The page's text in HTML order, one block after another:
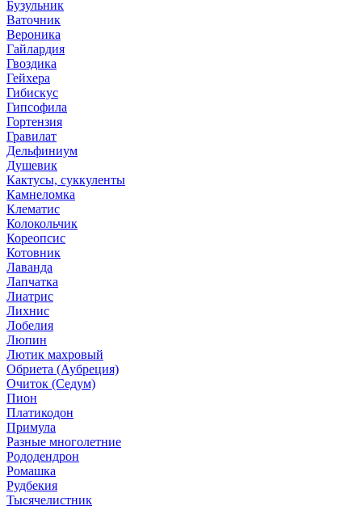
Бузульник
Ваточник
Вероника
Гайлардия
Гвоздика
Гейхера
Гибискус
Гипсофила
Гортензия
Гравилат
Дельфиниум
Душевик
Кактусы, суккуленты
Камнеломка
Клематис
Колокольчик
Кореопсис
Котовник
Лаванда
Лапчатка
Лиатрис
Лихнис
Лобелия
Люпин
Лютик махровый
Обриета (Аубреция)
Очиток (Седум)
Пион
Платикодон
Примула
Разные многолетние
Рододендрон
Ромашка
Рудбекия
Тысячелистник